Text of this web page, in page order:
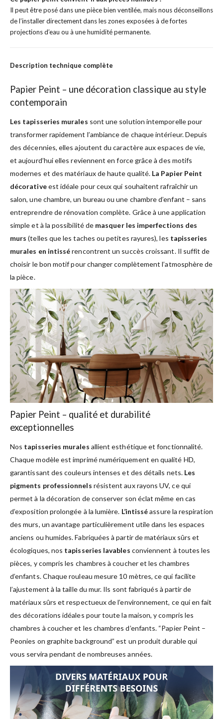
Il peut être posé dans une pièce bien ventilée, mais nous déconseillons
de l’installer directement dans les zones exposées à de fortes
projections d’eau ou à une humidité permanente.
Description technique complète
Papier Peint – une décoration classique au style
contemporain
Les tapisseries murales sont une solution intemporelle pour
transformer rapidement l’ambiance de chaque intérieur. Depuis
des décennies, elles ajoutent du caractère aux espaces de vie,
et aujourd’hui elles reviennent en force grâce à des motifs
modernes et des matériaux de haute qualité. La Papier Peint
décorativeest idéale pour ceux qui souhaitent rafraîchir un
salon, une chambre, un bureau ou une chambre d’enfant – sans
entreprendre de rénovation complète. Grâce à une application
simple et à la possibilité de masquer les imperfections des
murs (telles que les taches ou petites rayures), les tapisseries
murales en intissérencontrent un succès croissant. Il suffit de
choisir le bon motif pour changer complètement l’atmosphère de
la pièce.
Papier Peint – qualité et durabilité
exceptionnelles
Nos tapisseries murales allient esthétique et fonctionnalité.
Chaque modèle est imprimé numériquement en qualité HD,
garantissant des couleurs intenses et des détails nets. Les
pigments professionnels résistent aux rayons UV, ce qui
permet à la décoration de conserver son éclat même en cas
d’exposition prolongée à la lumière. L’intisséassure la respiration
des murs, un avantage particulièrement utile dans les espaces
anciens ou humides. Fabriquées à partir de matériaux sûrs et
écologiques, nos tapisseries lavables conviennent à toutes les
pièces, y compris les chambres à coucher et les chambres
d’enfants. Chaque rouleau mesure 10 mètres, ce qui facilite
l’ajustement à la taille du mur. Ils sont fabriqués à partir de
matériaux sûrs et respectueux de l’environnement, ce qui en fait
des décorations idéales pour toute la maison, y compris les
chambres à coucher et les chambres d’enfants. “Papier Peint –
Peonies on graphite background” est un produit durable qui
vous servira pendant de nombreuses années.